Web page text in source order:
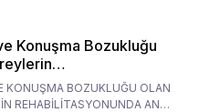
Konuşma Bozukluğu
Ana
Tutumları
KONUŞMA BOZUKLUĞU OLAN
REHABİLİTASYONUNDA ANA